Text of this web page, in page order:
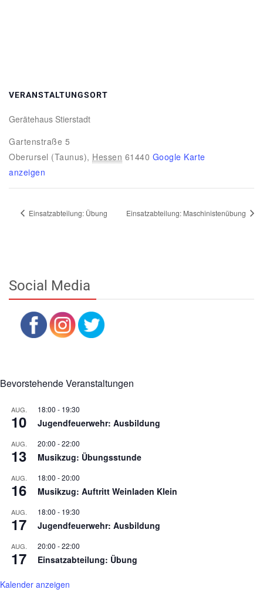
VERANSTALTUNGSORT
Gerätehaus Stierstadt
Gartenstraße 5
Oberursel (Taunus), Hessen 61440 Google Karte
anzeigen
Einsatzabteilung: Übung Einsatzabteilung: Maschinistenübung
Social Media
Bevorstehende Veranstaltungen
AUG.
10
18:00 - 19:30
Jugendfeuerwehr: Ausbildung
AUG.
13
20:00 -22:00
Musikzug: Übungsstunde
AUG.
16
18:00 -20:00
Musikzug: Auftritt Weinladen Klein
AUG.
17
18:00 - 19:30
Jugendfeuerwehr: Ausbildung
AUG.
17
20:00 -22:00
Einsatzabteilung: Übung
Kalender anzeigen